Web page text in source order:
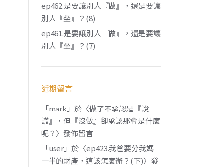
ep462.是要讓別人『做』，還是要讓
別人『坐』？(8)
ep461.是要讓別人『做』，還是要讓
別人『坐』？(7)
近期留言
「mark 」於〈做了不承認是『說
謊』，但『沒做』卻承認那會是什麼
呢？ 〉發佈留言
「user」於〈ep423.我爸要分我媽
一半的財產，這該怎麼辦？(下)〉發